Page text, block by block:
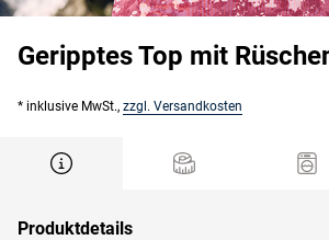
Geripptes Top mit
* inklusive MwSt., zzgl. Versandkosten
Produktdetails